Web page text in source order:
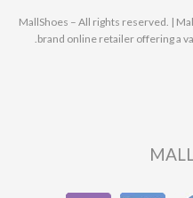
© 2025 MallShoes – All rights reserved.
brand online retailer offering a